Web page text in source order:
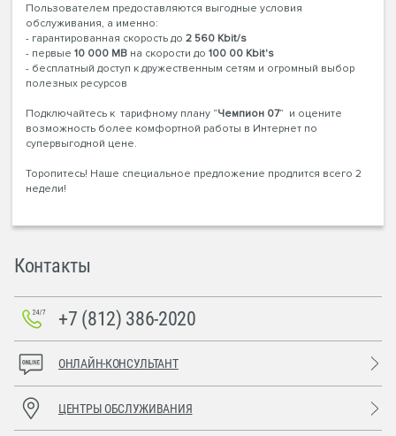
Пользователем предоставляются выгодные условия
обслуживания, а именно:
- гарантированная скорость до 2 560 Kbit/s
- первые 10 000 MB на скорости до 100 00 Kbit's
- бесплатный доступ к дружественным сетям и огромный выбор
полезных ресурсов
Подключайтесь к тарифному плану “Чемпион 07” и оцените
возможность более комфортной работы в Интернет по
супервыгодной цене.
Торопитесь! Наше специальное предложение продлится всего 2
недели!
Контакты
+7 (812) 386-2020
ОНЛАЙН-КОНСУЛЬТАНТ
ЦЕНТРЫ ОБСЛУЖИВАНИЯ